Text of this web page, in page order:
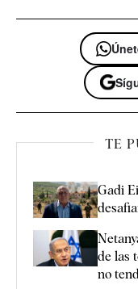
TE
Gadi
de las
no